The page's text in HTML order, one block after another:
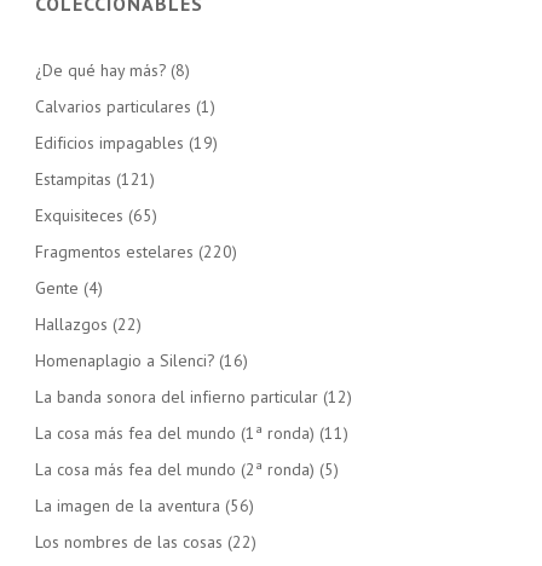
¿De qué hay más? (8)
Calvarios particulares (1)
Edificios impagables (19)
Estampitas (121)
Exquisiteces (65)
Fragmentos estelares (220)
Gente (4)
Hallazgos (22)
Homenaplagio a Silenci? (16)
La banda sonora del infierno particular (12)
La cosa más fea del mundo (1ª ronda) (11)
La cosa más fea del mundo (2ª ronda) (5)
La imagen de la aventura (56)
Los nombres de las cosas (22)